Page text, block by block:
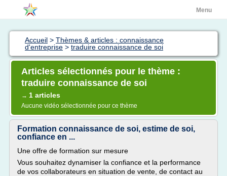
Menu
Accueil > Thèmes & articles : connaissance
d'entreprise > traduire connaissance de soi
Articles sélectionnés pour le thème :
traduire connaissance de soi
→ 1 articles
Aucune vidéo sélectionnée pour ce thème
Formation connaissance de soi, estime de soi,
confiance en ...
Une offre de formation sur mesure
Vous souhaitez dynamiser la confiance et la performance
de vos collaborateurs en situation de vente, de contact au